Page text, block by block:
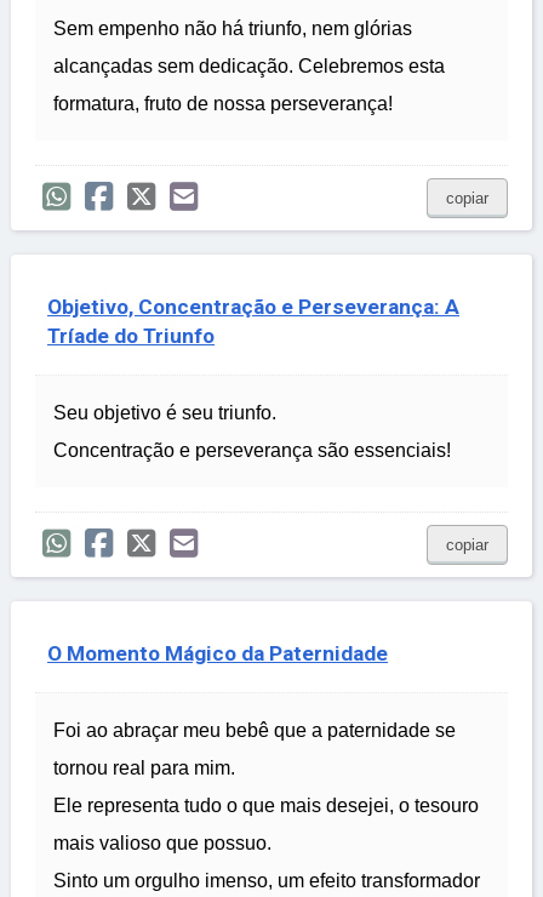
Sem empenho não há triunfo, nem glórias
alcançadas sem dedicação. Celebremos esta
formatura, fruto de nossa perseverança!
copiar
Objetivo, Concentração e Perseverança: A
Tríade do Triunfo
Seu objetivo é seu triunfo.
Concentração e perseverança são essenciais!
copiar
O Momento Mágico da Paternidade
Foi ao abraçar meu bebê que a paternidade se
tornou real para mim.
Ele representa tudo o que mais desejei, o tesouro
mais valioso que possuo.
Sinto um orgulho imenso, um efeito transformador